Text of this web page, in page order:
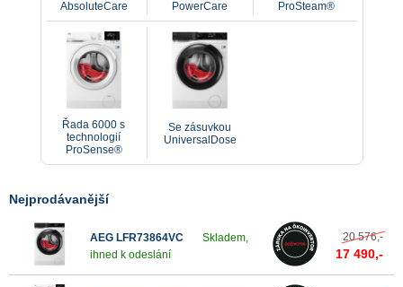
moderních funkcí se může výběr pračky zdát složitý.
Naštěstí je tu náš průvodce, který vám pomůže najít pračku
vyhovující vašim potřebám, s funkcemi, které požadujete...
A možná s jednou nebo dvěma navíc, o kterých jste ani
nevěděli, že existují.
AbsoluteCare
PowerCare
ProSteam®
Řada 6000 s
technologií
ProSense®
Se zásuvkou
UniversalDose
Nejprodávanější
AEG LFR73864VC
Skladem,
ihned k odeslání
20 576,-
17 490,-